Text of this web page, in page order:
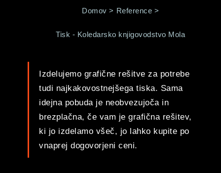
Domov > Reference >
Tisk - Koledarsko knjigovodstvo Mola
Izdelujemo grafične rešitve za potrebe
tudi najkakovostnejšega tiska. Sama
idejna pobuda je neobvezujoča in
brezplačna, če vam je grafična rešitev,
ki jo izdelamo všeč, jo lahko kupite po
vnaprej dogovorjeni ceni.